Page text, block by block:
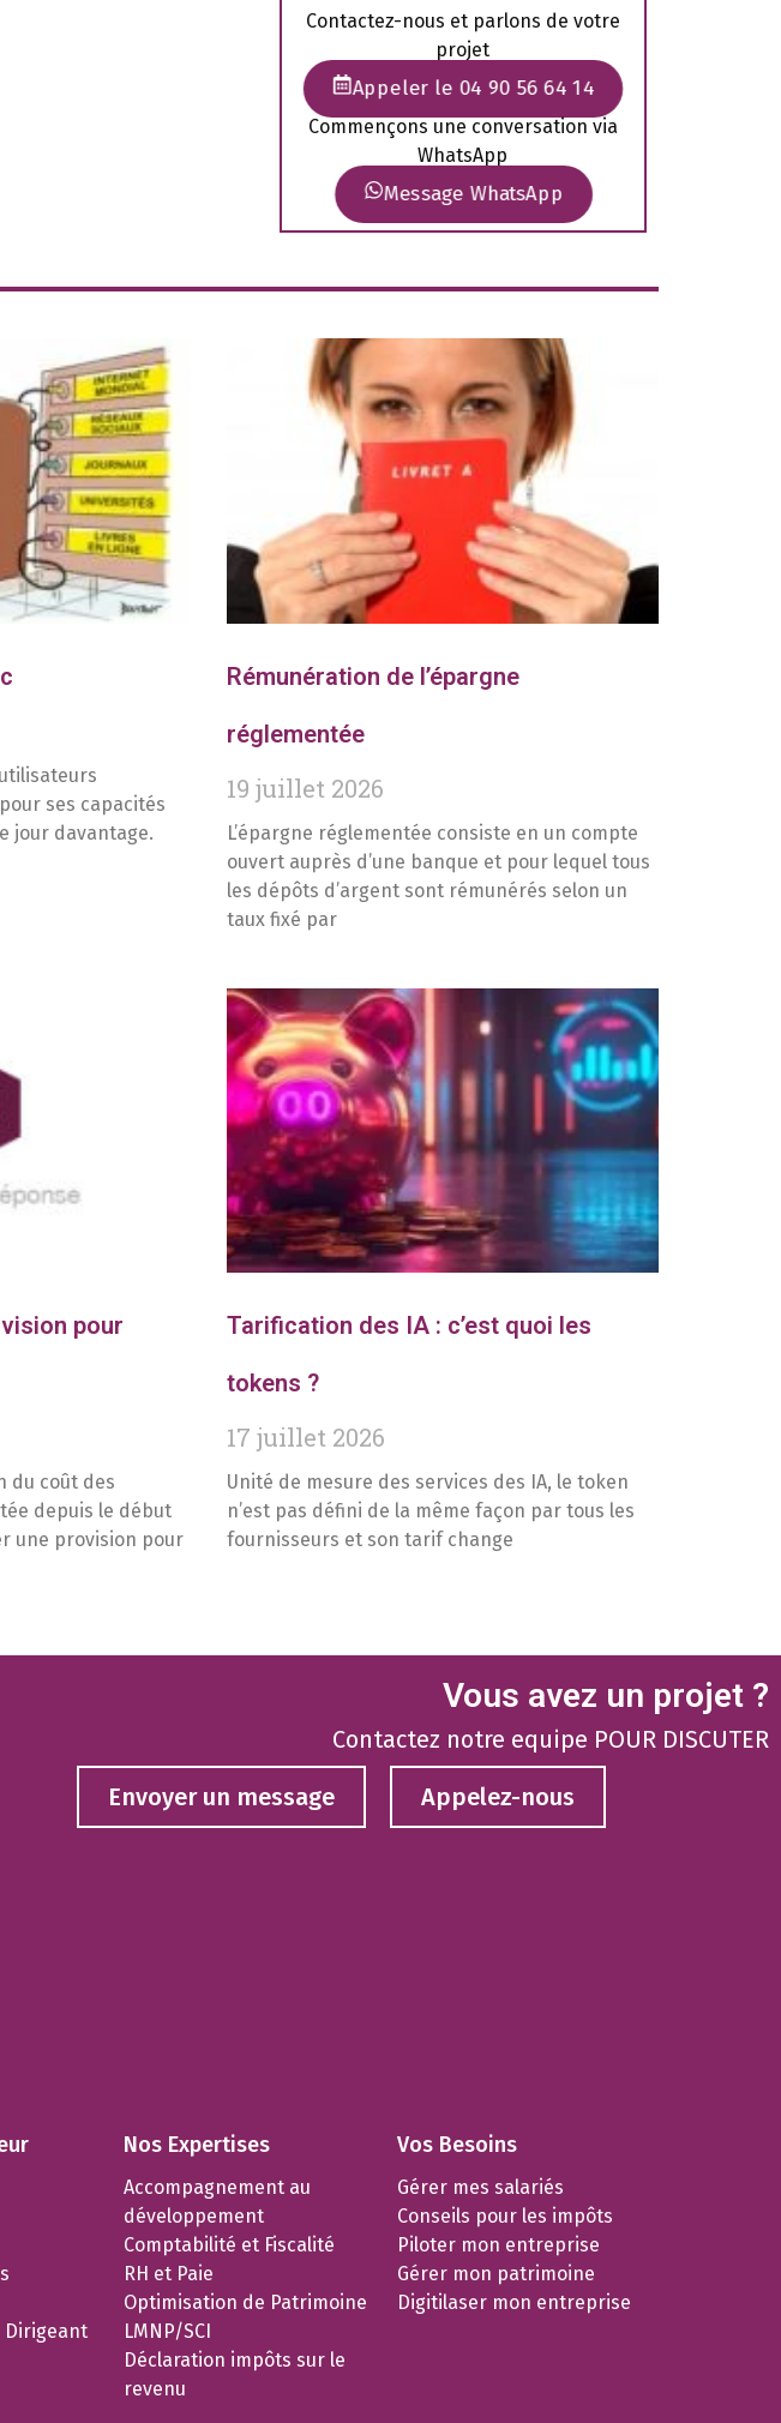
Contactez-nous et parlons de votre
projet
Appeler le 04 90 56 64 14
Commençons une conversation via
WhatsApp
Message WhatsApp
ses capacités
jour davantage.
Rémunération de l’épargne
réglementée
19 juillet 2026
L’épargne réglementée consiste en un compte
ouvert auprès d’une banque et pour lequel tous
les dépôts d’argent sont rémunérés selon un
taux fixé par
pour
du coût des
depuis le début
une provision pour
Tarification des IA : c’est quoi les
tokens ?
17 juillet 2026
Unité de mesure des services des IA, le token
n’est pas défini de la même façon par tous les
fournisseurs et son tarif change
Vous avez un projet ?
Contactez notre equipe POUR DISCUTER
Envoyer un message
Appelez-nous
Dirigeant
Nos Expertises
Accompagnement au
développement
Comptabilité et Fiscalité
RH et Paie
Optimisation de Patrimoine
LMNP/SCI
Déclaration impôts sur le
revenu
Vos Besoins
Gérer mes salariés
Conseils pour les impôts
Piloter mon entreprise
Gérer mon patrimoine
Digitilaser mon entreprise